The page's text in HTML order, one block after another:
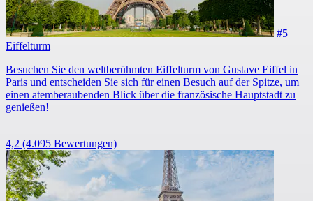
#5
Eiffelturm
Besuchen Sie den weltberühmten Eiffelturm von Gustave Eiffel in
Paris und entscheiden Sie sich für einen Besuch auf der Spitze, um
einen atemberaubenden Blick über die französische Hauptstadt zu
genießen!
4,2 (4.095 Bewertungen)